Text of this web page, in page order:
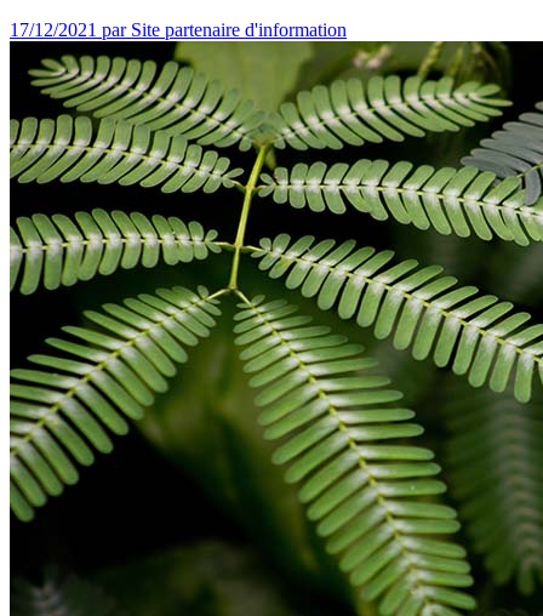
17/12/2021 par Site partenaire d'information